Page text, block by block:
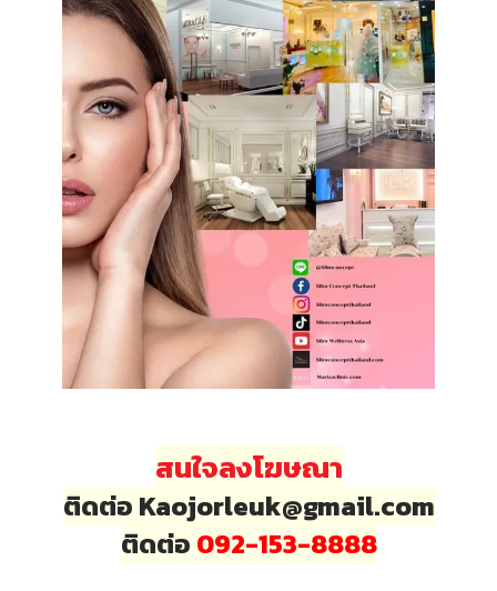
สนใจลงโฆษณา
ติดต่อ Kaojorleuk@gmail.com
ติดต่อ 092-153-8888